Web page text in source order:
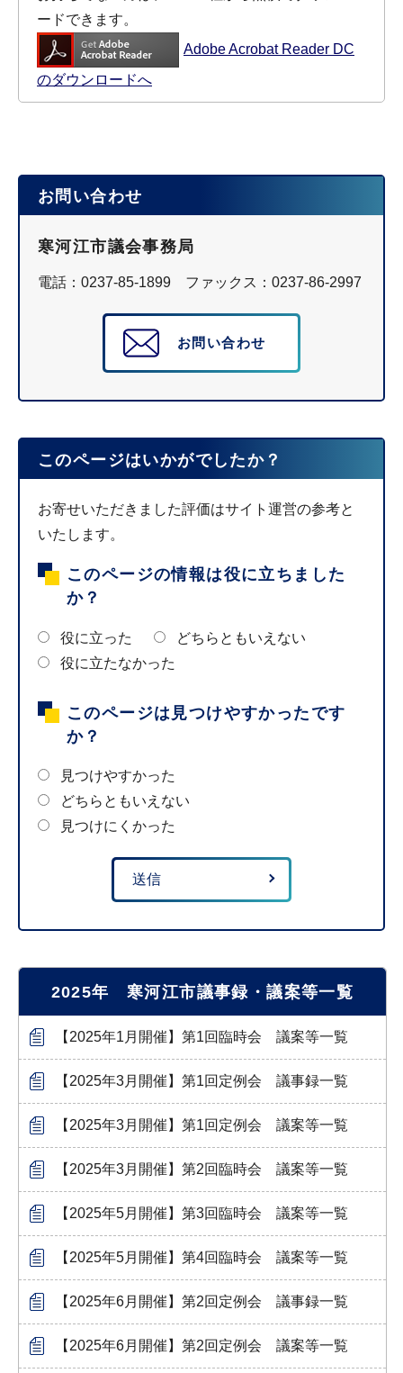
ードできます。
Adobe Acrobat Reader DC
のダウンロードへ
お問い合わせ
寒河江市議会事務局
電話：0237-85-1899 ファックス：0237-86-2997
お問い合わせ
このページはいかがでしたか？
お寄せいただきました評価はサイト運営の参考と
いたします。
このページの情報は役に立ちました
か？
役に立った
どちらともいえない
役に立たなかった
このページは見つけやすかったです
か？
見つけやすかった
どちらともいえない
見つけにくかった
2025年 寒河江市議事録・議案等一覧
【2025年1月開催】第1回臨時会 議案等一覧
【2025年3月開催】第1回定例会 議事録一覧
【2025年3月開催】第1回定例会 議案等一覧
【2025年3月開催】第2回臨時会 議案等一覧
【2025年5月開催】第3回臨時会 議案等一覧
【2025年5月開催】第4回臨時会 議案等一覧
【2025年6月開催】第2回定例会 議事録一覧
【2025年6月開催】第2回定例会 議案等一覧